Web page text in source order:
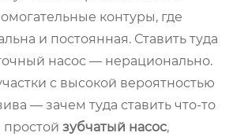
контуры, где
и постоянная. Ставить туда
насос — нерационально.
с высокой вероятностью
— зачем туда ставить что-то
зубчатый насос,